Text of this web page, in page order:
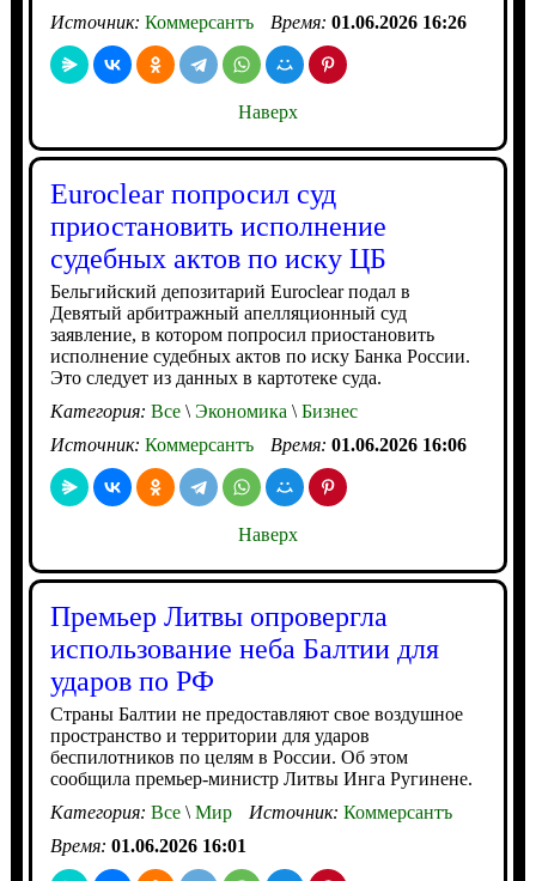
Источник: Коммерсантъ Время: 01.06.2026 16:26
Наверх
Euroclear попросил суд
приостановить исполнение
судебных актов по иску ЦБ
Бельгийский депозитарий Euroclear подал в
Девятый арбитражный апелляционный суд
заявление, в котором попросил приостановить
исполнение судебных актов по иску Банка России.
Это следует из данных в картотеке суда.
Категория: Все\Экономика \Бизнес
Источник: Коммерсантъ Время: 01.06.2026 16:06
Наверх
Премьер Литвы опровергла
использование неба Балтии для
ударов по РФ
Страны Балтии не предоставляют свое воздушное
пространство и территории для ударов
беспилотников по целям в России. Об этом
сообщила премьер-министр Литвы Инга Ругинене.
Категория: Все\Мир Источник: Коммерсантъ
Время: 01.06.2026 16:01